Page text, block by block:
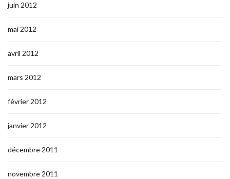
juin 2012
mai 2012
avril 2012
mars 2012
février 2012
janvier 2012
décembre 2011
novembre 2011